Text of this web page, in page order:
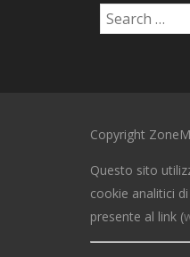
Copyright
Questo sito
cookie analitici
presente al link (